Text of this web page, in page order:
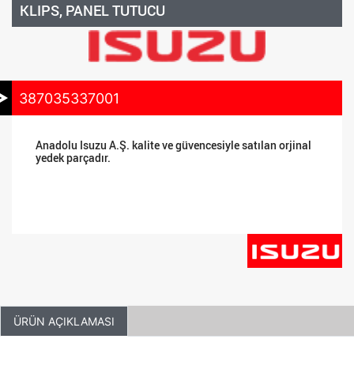
KLIPS, PANEL TUTUCU
387035337001
Anadolu Isuzu A.Ş. kalite ve güvencesiyle satılan orjinal
yedek parçadır.
ÜRÜN AÇIKLAMASI